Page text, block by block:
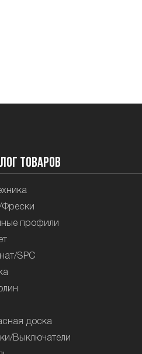
товаров
профили
SPC
доска
Выключатели